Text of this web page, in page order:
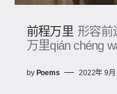
前程万里 形容前
万里qián chéng
by Poems 2022年 9月